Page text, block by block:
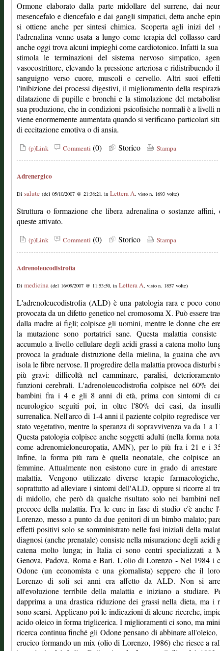
Ormone elaborato dalla parte midollare del surrene, dai
mesencefalo e diencefalo e dai gangli simpatici, detta anche
si ottiene anche per sintesi chimica. Scoperta agli inizi del
l'adrenalina venne usata a lungo come terapia del collasso
anche oggi trova alcuni impieghi come cardiotonico. Infatti la sua
stimola le terminazioni del sistema nervoso simpatico,
vasocostrittore, elevando la pressione arteriosa e ridistribuendo
sanguigno verso cuore, muscoli e cervello. Altri suoi
l'inibizione dei processi digestivi, il miglioramento della
dilatazione di pupille e bronchi e la stimolazione del
sua produzione, che in condizioni psicofisiche normali è a livelli
viene enormemente aumentata quando si verificano particolari
di eccitazione emotiva o di ansia.
(p)Link Commenti (0) Storico Stampa
Adrenergico
Di salute (del 05/10/2007 @ 21:38:21, in Lettera A, visto n. 1693 volte)
Struttura o formazione che libera adrenalina o sostanze affini,
queste attivato.
(p)Link Commenti (0) Storico Stampa
Adrenoleucodistrofia
Di medicina (del 16/09/2007 @ 11:53:50, in Lettera A, visto n. 1857 volte)
L'adrenoleucodistrofia (ALD) è una patologia rara e poco
provocata da un difetto genetico nel cromosoma X. Può essere
dalla madre ai figli; colpisce gli uomini, mentre le donne che
la mutazione sono portatrici sane. Questa malattia
accumulo a livello cellulare degli acidi grassi a catena molto
provoca la graduale distruzione della mielina, la guaina che
isola le fibre nervose. Il progredire della malattia provoca disturbi
più gravi: difficoltà nel camminare, paralisi,
funzioni cerebrali. L'adrenoleucodistrofia colpisce nel 60%
bambini fra i 4 e gli 8 anni di età, prima con sintomi di
neurologico seguiti poi, in oltre l'80% dei casi, da
surrenalica. Nell'arco di 1-4 anni il paziente colpito regredisce
stato vegetativo, mentre la speranza di sopravvivenza va da 1 a
Questa patologia colpisce anche soggetti adulti (nella forma
come adrenomieloneuropatia, AMN), per lo più fra i 21 e i
Infine, la forma più rara è quella neonatale, che colpisce
femmine. Attualmente non esistono cure in grado di arrestare
malattia. Vengono utilizzate diverse terapie
soprattutto ad alleviare i sintomi dell'ALD, oppure si ricorre al
di midollo, che però dà qualche risultato solo nei bambini
precoce della malattia. Fra le cure in fase di studio c'è anche
Lorenzo, messo a punto da due genitori di un bimbo malato;
effetti positivi solo se somministrato nelle fasi iniziali della
diagnosi (anche prenatale) consiste nella misurazione degli acidi
catena molto lunga; in Italia ci sono centri specializzati a
Genova, Padova, Roma e Bari. L'olio di Lorenzo - Nel 1984 i
Odone (un economista e una giornalista) seppero che il
Lorenzo di soli sei anni era affetto da ALD. Non si
all'evoluzione terribile della malattia e iniziano a studiare.
dapprima a una drastica riduzione dei grassi nella dieta, ma i
sono scarsi. Applicano poi le indicazioni di alcune ricerche,
acido oleico in forma triglicerica. I miglioramenti ci sono, ma
ricerca continua finché gli Odone pensano di abbinare
erucico formando un mix (olio di Lorenzo, 1986) che riesce a